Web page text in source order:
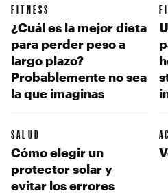
FITNESS
¿Cuál es la mejor dieta
para perder peso a
largo plazo?
Probablemente no sea
la que imaginas
SALUD
Cómo elegir un
protector solar y
evitar los errores